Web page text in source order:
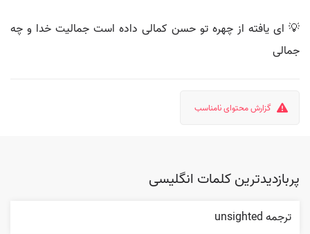
💡 ای یافته از چهره تو حسن کمالی داده است جمالیت خدا و چه
جمالی
گزارش محتوای نامناسب
پربازدیدترین کلمات انگلیسی
ترجمه unsighted